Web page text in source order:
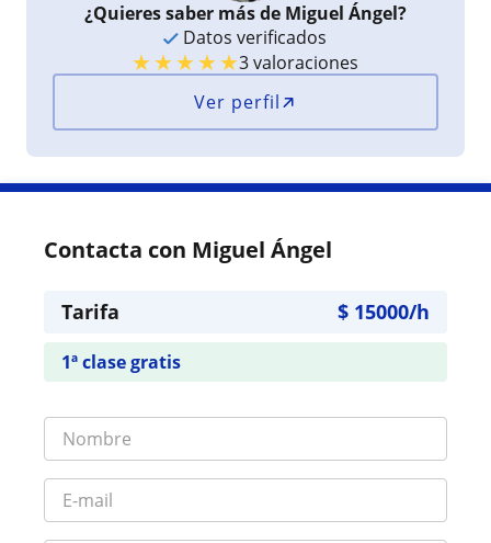
¿Quieres saber más de Miguel Ángel?
Datos verificados
★★★★★3 valoraciones
Ver perfil
Contacta con Miguel Ángel
Tarifa $ 15000/h
1ª clase gratis